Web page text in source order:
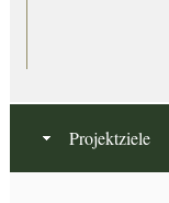
Projektziele